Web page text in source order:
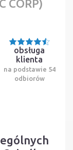
CORP)
obsługa
klienta
na podstawie 54
odbiorów